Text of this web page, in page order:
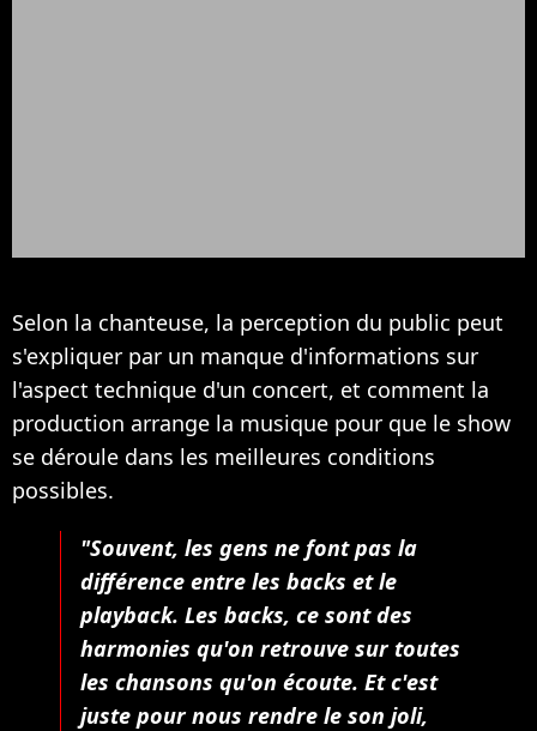
Selon la chanteuse, la perception du public peut
s'expliquer par un manque d'informations sur
l'aspect technique d'un concert, et comment la
production arrange la musique pour que le show
se déroule dans les meilleures conditions
possibles.
"Souvent, les gens ne font pas la
différence entre les backs et le
playback. Les backs, ce sont des
harmonies qu'on retrouve sur toutes
les chansons qu'on écoute. Et c'est
juste pour nous rendre le son joli,